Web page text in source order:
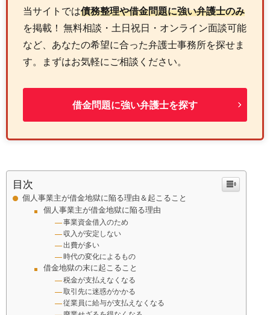
当サイトでは債務整理や借金問題に強い弁護士のみ
を掲載！ 無料相談・土日祝日・オンライン面談可能
など、あなたの希望に合った弁護士事務所を探せま
す。まずはお気軽にご相談ください。
借金問題に強い弁護士を探す
目次
個人事業主が借金地獄に陥る理由＆起こること
個人事業主が借金地獄に陥る理由
事業資金借入のため
収入が安定しない
出費が多い
時代の変化によるもの
借金地獄の末に起こること
税金が支払えなくなる
取引先に迷惑がかかる
従業員に給与が支払えなくなる